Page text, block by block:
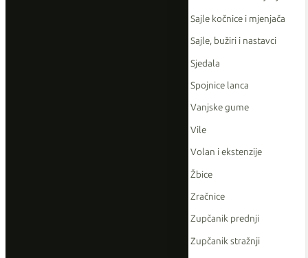
Sajle kočnice i mjenjača
Sajle, bužiri i nastavci
Sjedala
Spojnice lanca
Vanjske gume
Vile
Volan i ekstenzije
Žbice
Zračnice
Zupčanik prednji
Zupčanik stražnji